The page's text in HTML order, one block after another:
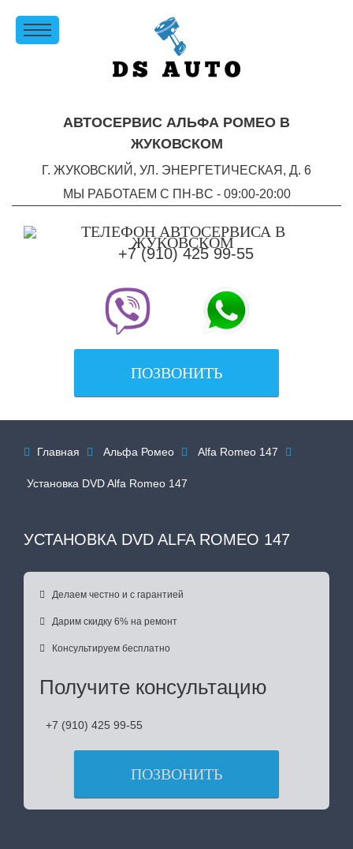
АВТОСЕРВИС АЛЬФА РОМЕО В
ЖУКОВСКОМ
Г. ЖУКОВСКИЙ, УЛ. ЭНЕРГЕТИЧЕСКАЯ, Д. 6
МЫ РАБОТАЕМ С ПН-ВC - 09:00-20:00
+7 (910) 425 99-55
ПОЗВОНИТЬ
 Главная  Альфа Ромео  Alfa Romeo 147 
Установка DVD Alfa Romeo 147
УСТАНОВКА DVD ALFA ROMEO 147
 Делаем честно и с гарантией
 Дарим скидку 6% на ремонт
 Консультируем бесплатно
Получите консультацию
+7 (910) 425 99-55
ПОЗВОНИТЬ